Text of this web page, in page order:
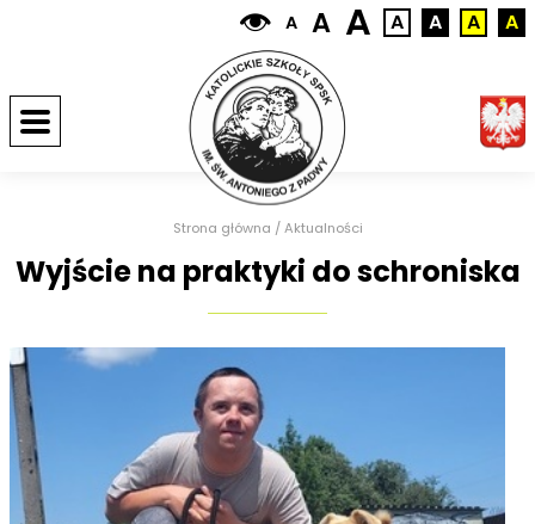
A A A A A A A
Strona główna /Aktualności
Wyjście na praktyki do schroniska